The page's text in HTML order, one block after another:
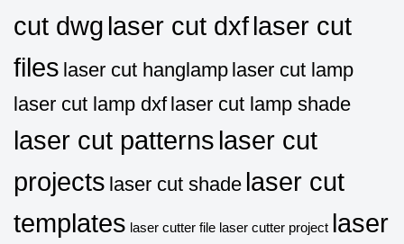
cut dwg laser cut dxflaser cut
files laser cut hanglamp laser cut lamp
laser cut lamp dxf laser cut lamp shade
laser cut patterns laser cut
projects laser cut shade laser cut
templates laser cutter file laser cutter project laser